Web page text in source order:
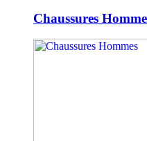
Chaussures